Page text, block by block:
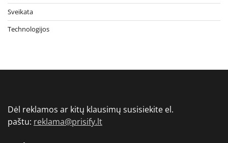
Sveikata
Technologijos
Dėl reklamos ar kitų klausimų susisiekite el.
paštu: reklama@prisify.lt